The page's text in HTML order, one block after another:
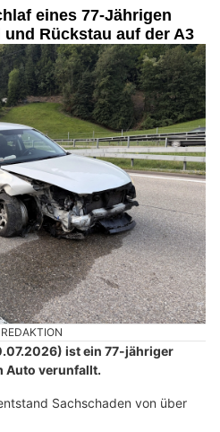
eines 77-Jährigen
Rückstau auf der A3
ist ein 77-jähriger
Auto verunfallt.
Sachschaden von über